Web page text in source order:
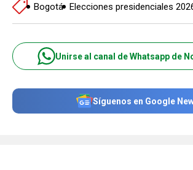
Bogotá Elecciones presidenciales
Unirse al canal de Whatsapp de
Síguenos en Google